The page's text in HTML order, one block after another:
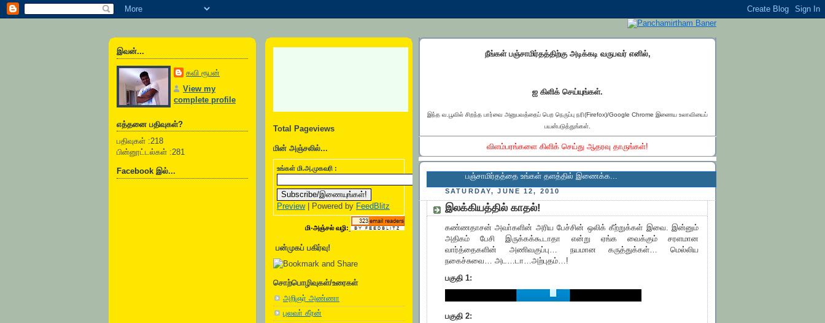
இவன்...
கவி ரூபன்
View my
complete profile
எத்தனை பதிவுகள்?
பதிவுகள் :218
பின்னூட்டல்கள் :281
Facebook இல்...
Total Pageviews
மின் அஞ்சலில்...
உங்கள் மி.அ.முகவரி :
Preview| Powered by FeedBlitz
மி-அஞ்சல் வழி:
பன்முகப் பகிர்வு!
சொற்பொழிவுகள்/உரைகள்
அறிஞர் அண்ணா
புலவா் கீரன்
நீங்கள் பஞ்சாமிர்தத்திற்கு அடிக்கடி வருபவர் எனில்,
ஐ கிளிக் செய்யுங்கள்.
இந்த வ.பூவில் சிறந்த பார்வை அனுபவத்தைப் பெற நெருப்பு நரி(Firefox)/Google Chrome இணைய உலாவியைப்
பயன்படுத்துங்கள்.
விளம்பரங்களை கிளிக் செய்து ஆதரவு தாருங்கள்!
பஞ்சாமிர்தத்தை உங்கள் தளத்தில் இணைக்க...
SATURDAY, JUNE 12, 2010
இலக்கியத்தில் காதல்!
கண்ணதாசன் அவா்களின் அரிய பேச்சின் ஒலிக் கீற்றுக்கள் இவை. இன்னும்
அதிகம் பேசி இருக்கக்கூடாதா என்று ஏங்க வைக்கும் சரளமான
வார்த்தைகளின் அணிவகுப்பு… நயமான கருத்துக்கள்… மெல்லிய
நகைச்சுவை… அட…டா…அற்புதம்…!
பகுதி 1:
பகுதி 2: